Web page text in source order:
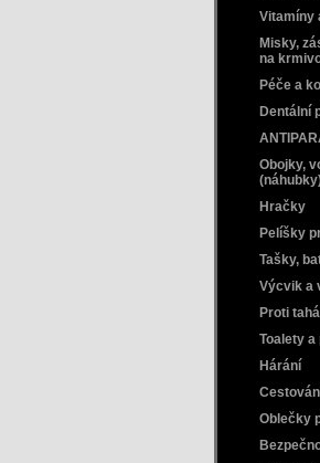
Vitamíny
Misky,
na
Péče a
Dentální
Obojky,
Hračky
Pelíšky
Tašky,
Výcvik a
Proti
Toalety a
Hárání
Oblečky